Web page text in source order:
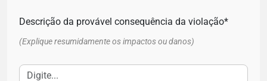
Descrição da provável consequência da violação*
(Explique resumidamente os impactos ou danos)